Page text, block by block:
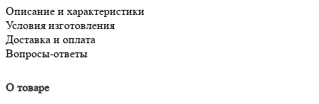
Описание и характеристики
Условия изготовления
Доставка и оплата
Вопросы-ответы
О товаре